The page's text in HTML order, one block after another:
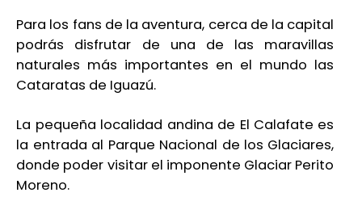
Para los fans de la aventura, cerca de la capital
podrás disfrutar de una de las maravillas
naturales más importantes en el mundo las
Cataratas de Iguazú.
La pequeña localidad andina de El Calafate es
la entrada al Parque Nacional de los Glaciares,
donde poder visitar el imponente Glaciar Perito
Moreno.